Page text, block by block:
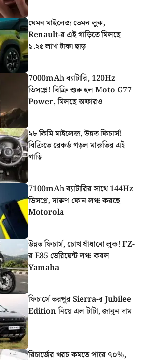
যেমন মাইলেজ তেমন লুক,
Renault-র এই গাড়িতে মিলছে
১.২৫ লাখ টাকা ছাড়
7000mAh ব্যাটারি, 120Hz
ডিসপ্লে! বিক্রি শুরু হল Moto G77
Power, মিলছে অফারও
২৮ কিমি মাইলেজ, উন্নত ফিচার্স!
বিক্রিতে রেকর্ড গড়ল মারুতির এই
গাড়ি
7100mAh ব্যাটারির সাথে 144Hz
ডিসপ্লে, দারুণ ফোন লঞ্চ করছে
Motorola
উন্নত ফিচার্স, চোখ ধাঁধানো লুক! FZ-
র E85 ভেরিয়েন্ট লঞ্চ করল
Yamaha
ফিচার্সে ভরপুর Sierra-র Jubilee
Edition নিয়ে এল টাটা, জানুন দাম
রিচার্জের খরচ কমতে পারে ৭০%,